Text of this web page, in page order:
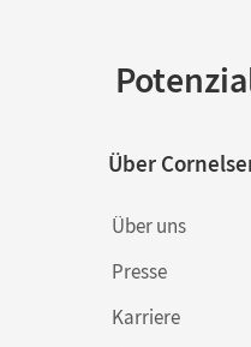
Über
Über uns
Presse
Karriere